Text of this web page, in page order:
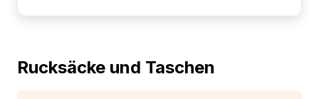
Rucksäcke und Taschen